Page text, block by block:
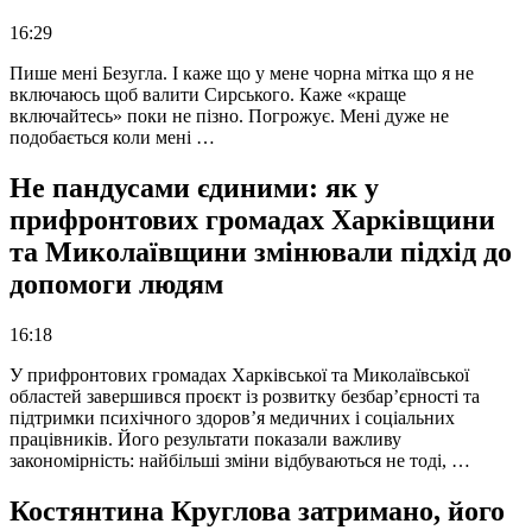
16:29
Пише мені Безугла. І каже що у мене чорна мітка що я не
включаюсь щоб валити Сирського. Каже «краще
включайтесь» поки не пізно. Погрожує. Мені дуже не
подобається коли мені …
Не пандусами єдиними: як у
прифронтових громадах Харківщини
та Миколаївщини змінювали підхід до
допомоги людям
16:18
У прифронтових громадах Харківської та Миколаївської
областей завершився проєкт із розвитку безбар’єрності та
підтримки психічного здоров’я медичних і соціальних
працівників. Його результати показали важливу
закономірність: найбільші зміни відбуваються не тоді, …
Костянтина Круглова затримано, його